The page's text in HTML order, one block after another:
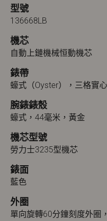
型號
136668LB
機芯
自動上鏈機械恒動機芯
錶帶
蠔式（Oyster），三格實
腕錶錶殼
蠔式，44毫米，黃金
機芯型號
勞力士3235型機芯
錶面
藍色
外圈
單向旋轉60分鐘刻度外圈